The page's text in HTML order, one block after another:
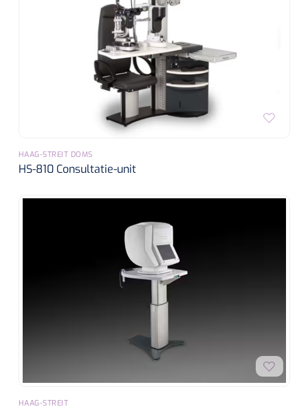
HAAG-STREIT DOMS
HS-810 Consultatie-unit
HAAG-STREIT